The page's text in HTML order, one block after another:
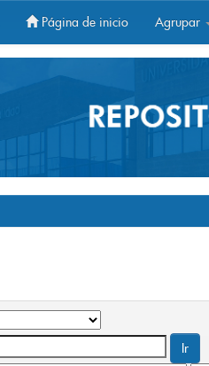
Página de inicio Agrupar